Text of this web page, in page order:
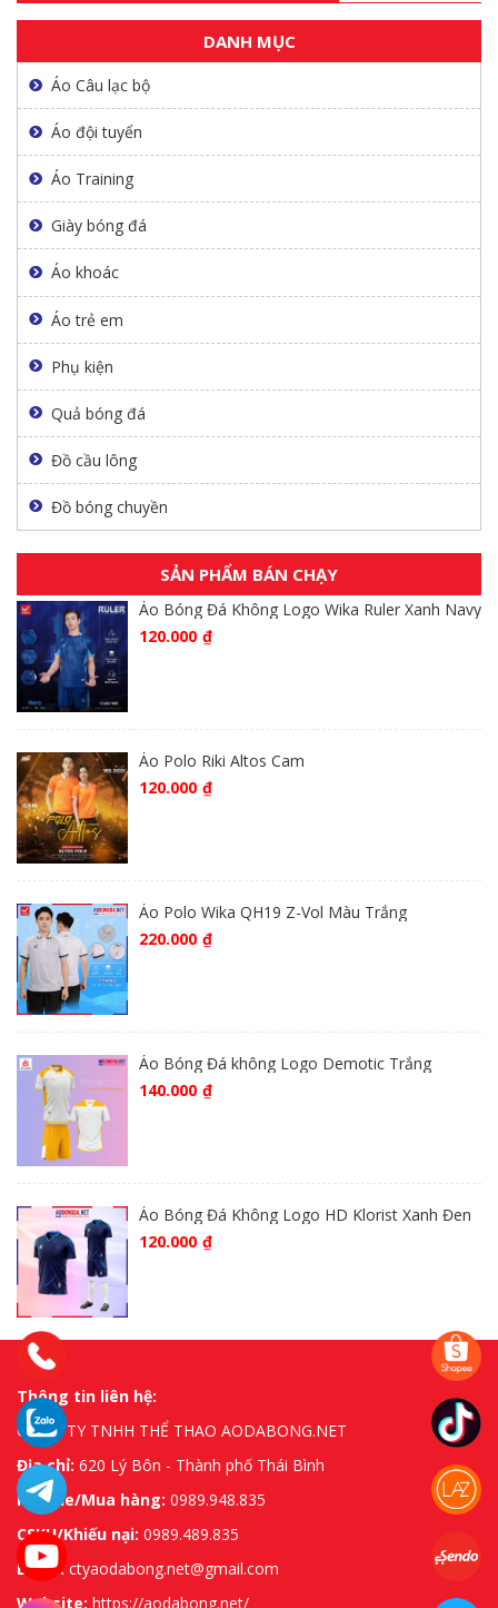
XEM THÊM
DANH MỤC
Áo Câu lạc bộ
Áo đội tuyển
Áo Training
Giày bóng đá
Áo khoác
Áo trẻ em
Phụ kiện
Quả bóng đá
Đồ cầu lông
Đồ bóng chuyền
SẢN PHẨM BÁN CHẠY
Áo Bóng Đá Không Logo Wika Ruler Xanh Navy
120.000 ₫
Áo Polo Riki Altos Cam
120.000 ₫
Áo Polo Wika QH19 Z-Vol Màu Trắng
220.000 ₫
Áo Bóng Đá không Logo Demotic Trắng
140.000 ₫
Áo Bóng Đá Không Logo HD Klorist Xanh Đen
120.000 ₫
Thông tin liên hệ:
CÔNG TY TNHH THỂ THAO AODABONG.NET
Địa chỉ: 620 Lý Bôn - Thành phố Thái Bình
Hotline/Mua hàng: 0989.948.835
CSKH/Khiếu nại: 0989.489.835
Email:ctyaodabong.net@gmail.com
Website: https://aodabong.net/